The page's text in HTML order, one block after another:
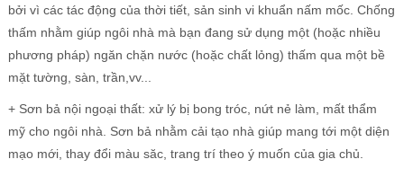
bởi vì các tác động của thời tiết, sản sinh vi khuẩn nấm mốc. Chống
thấm nhằm giúp ngôi nhà mà bạn đang sử dụng một (hoặc nhiều
phương pháp) ngăn chặn nước (hoặc chất lỏng) thấm qua một bề
mặt tường, sàn, trần,vv...
+ Sơn bả nội ngoại thất: xử lý bị bong tróc, nứt nẻ làm, mất thẩm
mỹ cho ngôi nhà. Sơn bả nhằm cải tạo nhà giúp mang tới một diện
mạo mới, thay đổi màu săc, trang trí theo ý muốn của gia chủ.